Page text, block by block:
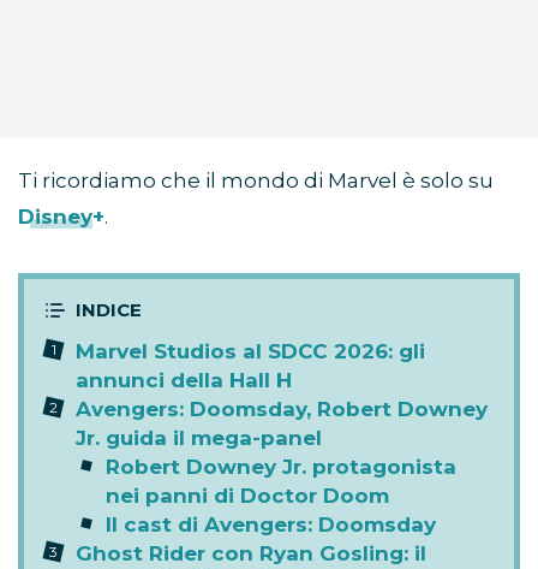
Ti ricordiamo che il mondo di Marvel è solo su
Disney+.
Marvel Studios al SDCC 2026: gli
annunci della Hall H
Avengers: Doomsday, Robert Downey
Jr. guida il mega-panel
Robert Downey Jr. protagonista
nei panni di Doctor Doom
Il cast di Avengers: Doomsday
Ghost Rider con Ryan Gosling: il